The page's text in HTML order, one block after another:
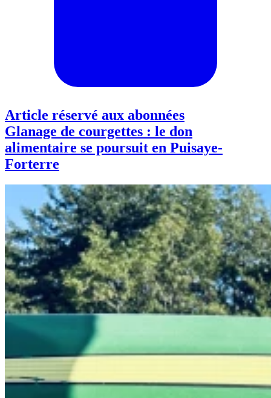
Article réservé aux abonnées
Glanage de courgettes : le don
alimentaire se poursuit en Puisaye-
Forterre